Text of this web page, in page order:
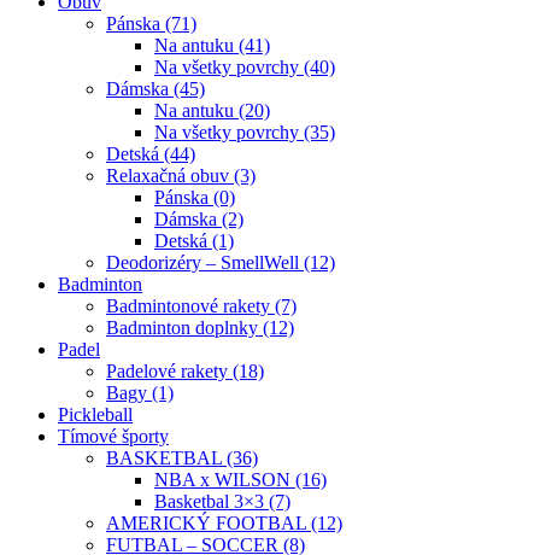
Pánska (71)
Na antuku (41)
Na všetky povrchy (40)
Dámska (45)
Na antuku (20)
Na všetky povrchy (35)
Detská (44)
Relaxačná obuv (3)
Pánska (0)
Dámska (2)
Detská (1)
Deodorizéry – SmellWell (12)
Badminton
Badmintonové rakety (7)
Badminton doplnky (12)
Padel
Padelové rakety (18)
Bagy (1)
Pickleball
Tímové športy
BASKETBAL (36)
NBA x WILSON (16)
Basketbal 3×3 (7)
AMERICKÝ FOOTBAL (12)
FUTBAL – SOCCER (8)